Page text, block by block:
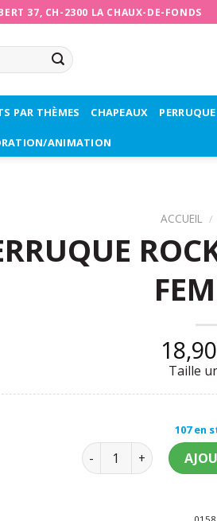
37, CH-2300 LA CHAUX-DE-FONDS
PAR THÈMES CHAPEAUX
ANIMATION
ACCUEIL /
Taille
107 en
quantité de Perruque